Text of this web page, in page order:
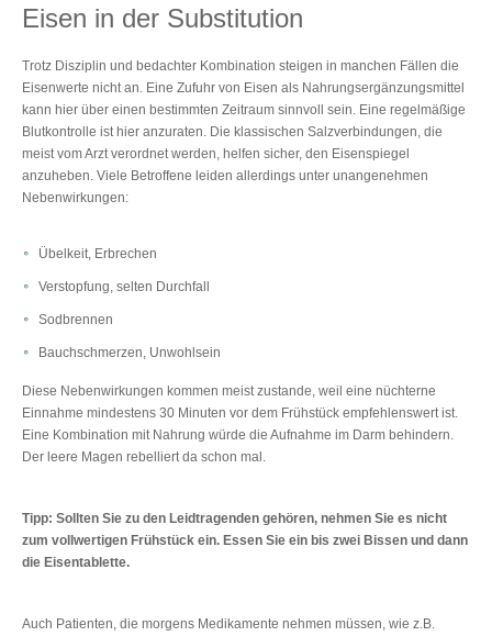
Eisen in der Substitution
Trotz Disziplin und bedachter Kombination steigen in manchen Fällen die
Eisenwerte nicht an. Eine Zufuhr von Eisen als Nahrungsergänzungsmittel
kann hier über einen bestimmten Zeitraum sinnvoll sein. Eine regelmäßige
Blutkontrolle ist hier anzuraten. Die klassischen Salzverbindungen, die
meist vom Arzt verordnet werden, helfen sicher, den Eisenspiegel
anzuheben. Viele Betroffene leiden allerdings unter unangenehmen
Nebenwirkungen:
Übelkeit, Erbrechen
Verstopfung, selten Durchfall
Sodbrennen
Bauchschmerzen, Unwohlsein
Diese Nebenwirkungen kommen meist zustande, weil eine nüchterne
Einnahme mindestens 30 Minuten vor dem Frühstück empfehlenswert ist.
Eine Kombination mit Nahrung würde die Aufnahme im Darm behindern.
Der leere Magen rebelliert da schon mal.
Tipp: Sollten Sie zu den Leidtragenden gehören, nehmen Sie es nicht
zum vollwertigen Frühstück ein. Essen Sie ein bis zwei Bissen und dann
die Eisentablette.
Auch Patienten, die morgens Medikamente nehmen müssen, wie z.B.